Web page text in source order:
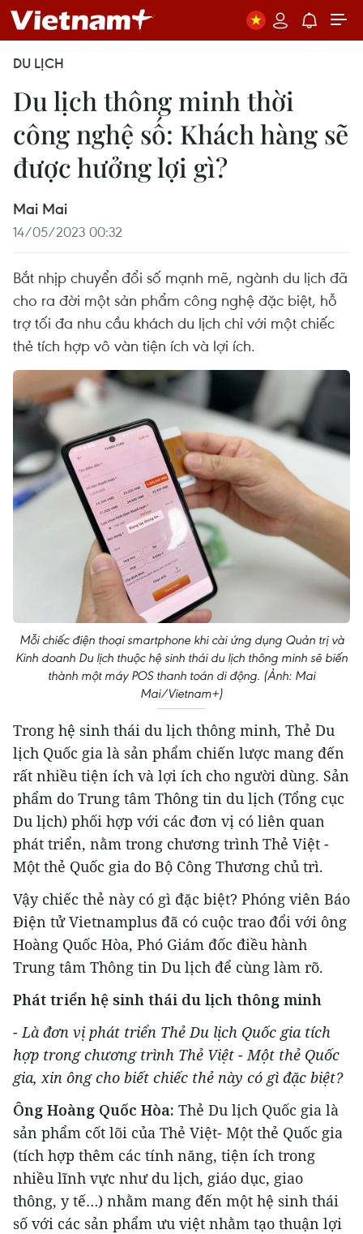
DU LỊCH
Du lịch thông minh thời
công nghệ số: Khách hàng sẽ
được hưởng lợi gì?
Mai Mai
14/05/2023 00:32
Bắt nhịp chuyển đổi số mạnh mẽ, ngành du lịch đã
cho ra đời một sản phẩm công nghệ đặc biệt, hỗ
trợ tối đa nhu cầu khách du lịch chỉ với một chiếc
thẻ tích hợp vô vàn tiện ích và lợi ích.
Mỗi chiếc điện thoại smartphone khi cài ứng dụng Quản trị và
Kinh doanh Du lịch thuộc hệ sinh thái du lịch thông minh sẽ biến
thành một máy POS thanh toán di động. (Ảnh: Mai
Mai/Vietnam+)
Trong hệ sinh thái du lịch thông minh, Thẻ Du
lịch Quốc gia là sản phẩm chiến lược mang đến
rất nhiều tiện ích và lợi ích cho người dùng. Sản
phẩm do Trung tâm Thông tin du lịch (Tổng cục
Du lịch) phối hợp với các đơn vị có liên quan
phát triển, nằm trong chương trình Thẻ Việt -
Một thẻ Quốc gia do Bộ Công Thương chủ trì.
Vậy chiếc thẻ này có gì đặc biệt? Phóng viên Báo
Điện tử Vietnamplus đã có cuộc trao đổi với ông
Hoàng Quốc Hòa, Phó Giám đốc điều hành
Trung tâm Thông tin Du lịch để cùng làm rõ.
Phát triển hệ sinh thái du lịch thông minh
- Là đơn vị phát triển Thẻ Du lịch Quốc gia tích
hợp trong chương trình Thẻ Việt - Một thẻ Quốc
gia, xin ông cho biết chiếc thẻ này có gì đặc biệt?
Ông Hoàng Quốc Hòa: Thẻ Du lịch Quốc gia là
sản phẩm cốt lõi của Thẻ Việt- Một thẻ Quốc gia
(tích hợp thêm các tính năng, tiện ích trong
nhiều lĩnh vực như du lịch, giáo dục, giao
thông, y tế…) nhằm mang đến một hệ sinh thái
số với các sản phẩm ưu việt nhằm tạo thuận lợi